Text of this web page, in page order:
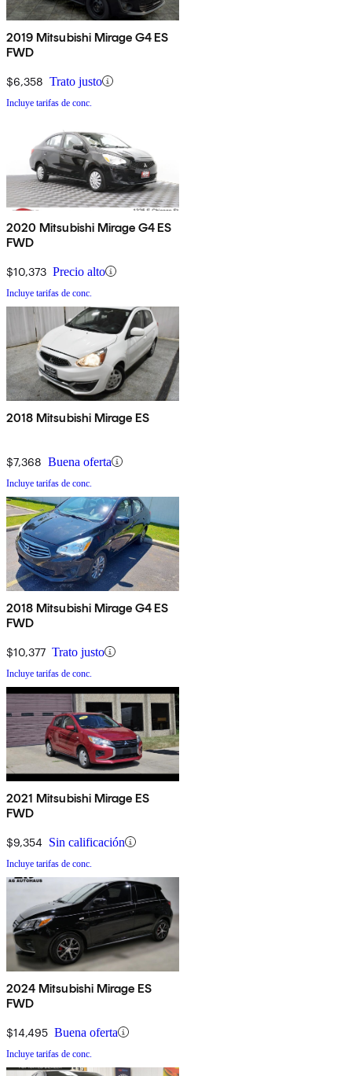
2019 Mitsubishi Mirage G4 ES
FWD
$6,358 Trato justo
Incluye tarifas de conc.
2020 Mitsubishi Mirage G4 ES
FWD
$10,373 Precio alto
Incluye tarifas de conc.
2018 Mitsubishi Mirage ES
$7,368 Buena oferta
Incluye tarifas de conc.
2018 Mitsubishi Mirage G4 ES
FWD
$10,377 Trato justo
Incluye tarifas de conc.
2021 Mitsubishi Mirage ES
FWD
$9,354 Sin calificación
Incluye tarifas de conc.
2024 Mitsubishi Mirage ES
FWD
$14,495 Buena oferta
Incluye tarifas de conc.